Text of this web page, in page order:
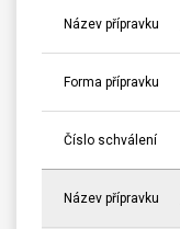
Název přípravku
Forma přípravku
Číslo schválení
Název přípravku